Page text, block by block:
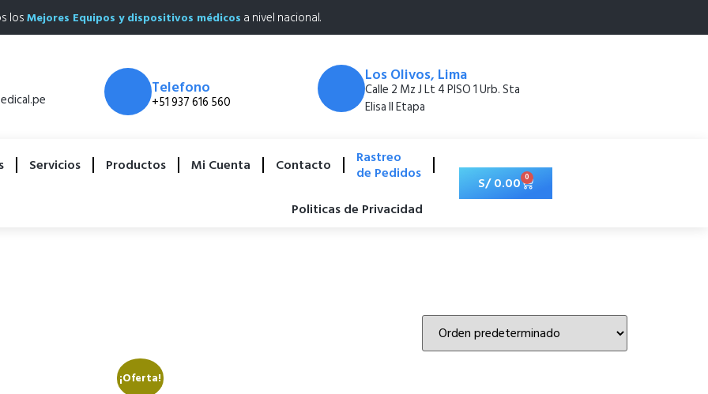
losMejores Equipos y dispositivos médicos a nivel nacional.
Telefono
+51 937 616 560
Los Olivos, Lima
Calle 2 Mz J Lt 4 PISO 1 Urb. Sta
Elisa II Etapa
Servicios Productos Mi Cuenta Contacto Rastreo
de Pedidos
Politicas de Privacidad
S/0.00 0
¡Oferta!